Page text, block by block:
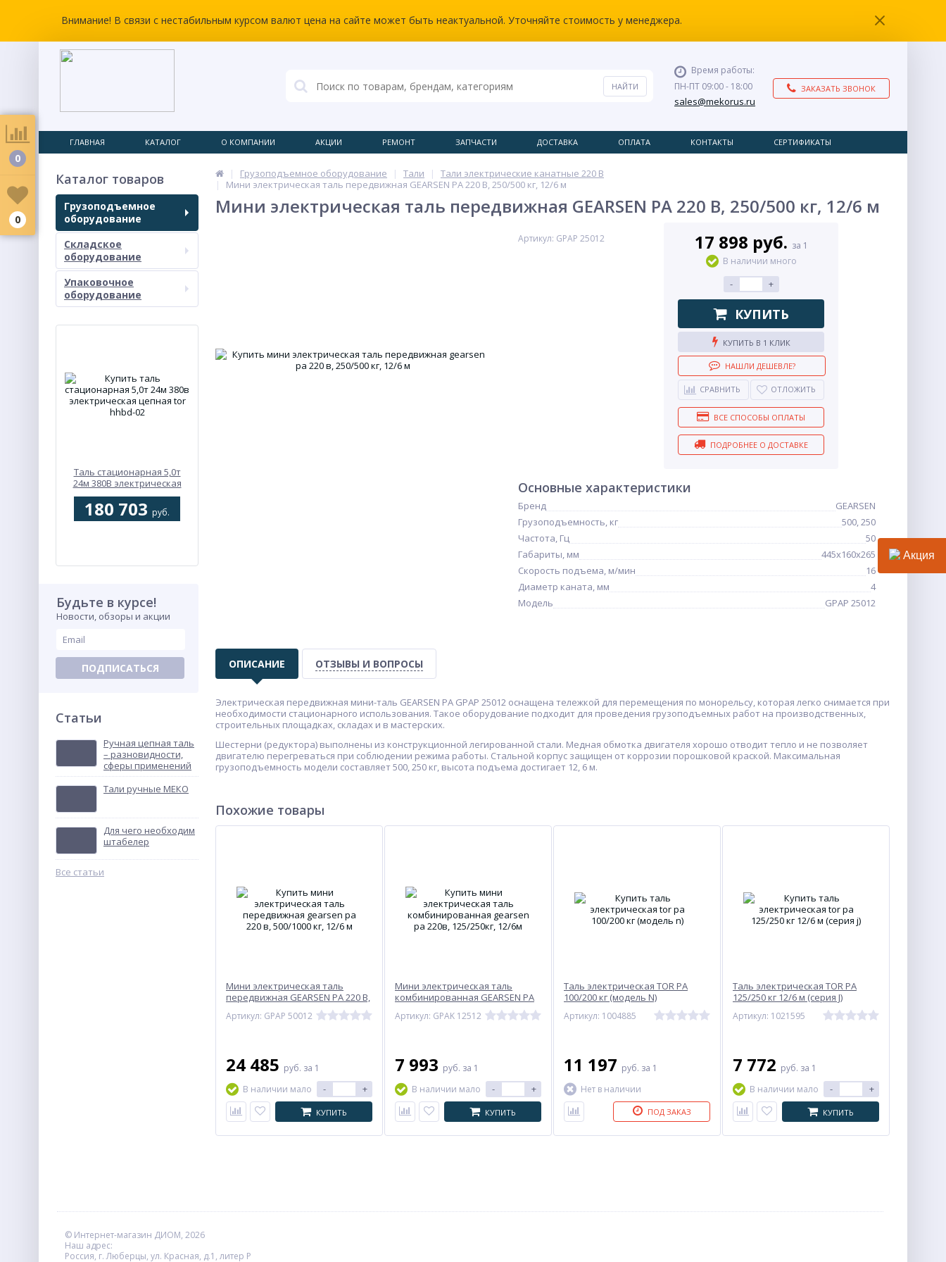
Внимание! В связи с нестабильным курсом валют цена на сайте может быть неактуальной. Уточняйте стоимость у менеджера.
Время работы:
ПН-ПТ 09:00 - 18:00
sales@mekorus.ru
ЗАКАЗАТЬ ЗВОНОК
ГЛАВНАЯ КАТАЛОГ О КОМПАНИИ АКЦИИ РЕМОНТ ЗАПЧАСТИ ДОСТАВКА ОПЛАТА КОНТАКТЫ СЕРТИФИКАТЫ
Каталог товаров
Грузоподъемное
оборудование
Складское
оборудование
Упаковочное
оборудование
Таль стационарная 5,0т
24м 380В электрическая
цепная TOR HHBD-02
180 703 руб.
Будьте в курсе!
Новости, обзоры и акции
ПОДПИСАТЬСЯ
Статьи
Ручная цепная таль
– разновидности,
сферы применений
Тали ручные МЕКО
Для чего необходим
штабелер
Все статьи
Грузоподъемное оборудование Тали
Тали электрические канатные 220 В
Мини электрическая таль передвижная GEARSEN PA 220 В, 250/500 кг, 12/6 м
Мини электрическая таль передвижная GEARSEN PA 220 В, 250/500 кг, 12/6 м
Артикул: GPAP 25012 17 898 руб. за 1
В наличии много
- +
КУПИТЬ
КУПИТЬ В 1 КЛИК
НАШЛИ ДЕШЕВЛЕ?
СРАВНИТЬ ОТЛОЖИТЬ
ВСЕ СПОСОБЫ ОПЛАТЫ
ПОДРОБНЕЕ О ДОСТАВКЕ
Основные характеристики
Бренд
GEARSEN
Грузоподъемность, кг
500, 250
Частота, Гц
50
Габариты, мм
445x160x265
Скорость подъема, м/мин
16
Диаметр каната, мм
4
Модель
GPAP 25012
ОПИСАНИЕ ОТЗЫВЫ И ВОПРОСЫ
Электрическая передвижная мини-таль GEARSEN PA GPAP 25012 оснащена тележкой для перемещения по монорельсу, которая легко снимается при
необходимости стационарного использования. Такое оборудование подходит для проведения грузоподъемных работ на производственных,
строительных площадках, складах и в мастерских.
Шестерни (редуктора) выполнены из конструкционной легированной стали. Медная обмотка двигателя хорошо отводит тепло и не позволяет
двигателю перегреваться при соблюдении режима работы. Стальной корпус защищен от коррозии порошковой краской. Максимальная
грузоподъемность модели составляет 500, 250 кг, высота подъема достигает 12, 6 м.
Похожие товары
Мини электрическая таль
передвижная GEARSEN PA 220 В,
Артикул: GPAP 50012
24 485 руб. за 1
В наличии мало
- +
КУПИТЬ
Мини электрическая таль
комбинированная GEARSEN PA
220В, 125/250кг, 12/6м
Артикул: GPAK 12512
7 993 руб. за 1
В наличии мало
- +
КУПИТЬ
Таль электрическая TOR PA
100/200 кг (модель N)
Артикул: 1004885
11 197 руб. за 1
Нет в наличии
ПОД ЗАКАЗ
Таль электрическая TOR PA
125/250 кг 12/6 м (серия J)
Артикул: 1021595
7 772 руб. за 1
В наличии мало
- +
КУПИТЬ
© Интернет-магазин ДИОМ, 2026
Наш адрес:
Россия, г. Люберцы, ул. Красная, д.1, литер Р
0
0
Акция